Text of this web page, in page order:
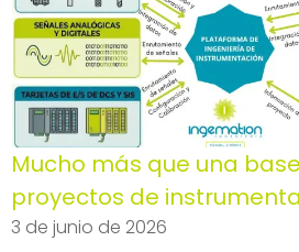
Mucho más que una
proyectos de
3 de junio de 2026